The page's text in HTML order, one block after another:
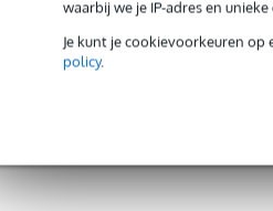
waarbij we je IP-adres en
Je kunt je cookievoorkeuren
policy.